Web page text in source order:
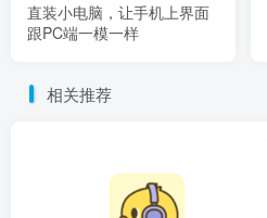
直装小电脑，让手机上界面
跟PC端一模一样
相关推荐